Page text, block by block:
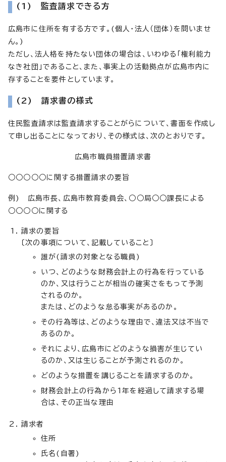
(1) 監査請求できる方
広島市に住所を有する方です。(個人・法人（団体）を問いませ
ん。)
ただし、法人格を持たない団体の場合は、いわゆる「権利能力
なき社団」であること、また、事実上の活動拠点が広島市内に
存することを要件としています。
(2) 請求書の様式
住民監査請求は監査請求することがらについて、書面を作成し
て申し出ることになっており、その様式は、次のとおりです。
広島市職員措置請求書
○○○○○に関する措置請求の要旨
例) 広島市長、広島市教育委員会、○○局○○課長による
○○○○に関する
請求の要旨
〔次の事項について、記載していること〕
誰が(請求の対象となる職員)
いつ、どのような財務会計上の行為を行っている
のか、又は行うことが相当の確実さをもって予測
されるのか。
または、どのような怠る事実があるのか。
その行為等は、どのような理由で、違法又は不当で
あるのか。
それにより、広島市にどのような損害が生じてい
るのか、又は生じることが予測されるのか。
どのような措置を講じることを請求するのか。
財務会計上の行為から1年を経過して請求する場
合は、その正当な理由
請求者
住所
氏名(自署)